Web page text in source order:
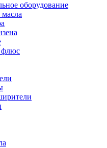
оборудование